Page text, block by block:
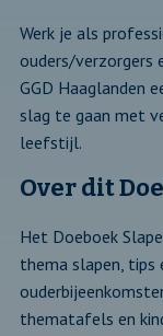
Werk je als
ouders/verzorgers
GGD Haaglanden
slag te gaan met
leefstijl.
Over dit
Het Doeboek
thema slapen, tips
thematafels en